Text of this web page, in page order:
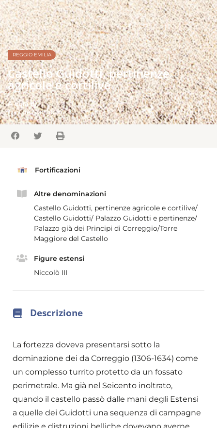
REGGIO EMILIA
Castello Guidotti, pertinenze
agricole e cortilive
A cura di
Davide Mangolini
Fortificazioni
Altre denominazioni
Castello Guidotti, pertinenze agricole e cortilive/
Castello Guidotti/ Palazzo Guidotti e pertinenze/
Palazzo già dei Principi di Correggio/Torre
Maggiore del Castello
Figure estensi
Niccolò III
Descrizione
La fortezza doveva presentarsi sotto la
dominazione dei da Correggio (1306-1634) come
un complesso turrito protetto da un fossato
perimetrale. Ma già nel Seicento inoltrato,
quando il castello passò dalle mani degli Estensi
a quelle dei Guidotti una sequenza di campagne
edilizie e distruzioni belliche dovevano averne